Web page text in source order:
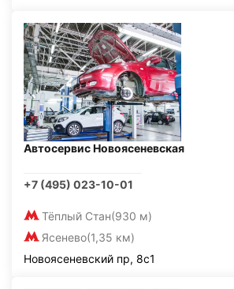
Автосервис Новоясеневская
+7 (495) 023-10-01
Тёплый Стан(930 м)
Ясенево(1,35 км)
Новоясеневский пр, 8с1